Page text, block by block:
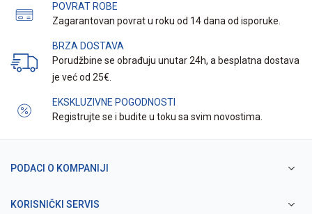
POVRAT ROBE
Zagarantovan povrat u roku od 14 dana od isporuke.
BRZA DOSTAVA
Porudžbine se obrađuju unutar 24h, a besplatna dostava
je već od 25€.
EKSKLUZIVNE POGODNOSTI
Registrujte se i budite u toku sa svim novostima.
PODACI O KOMPANIJI
KORISNIČKI SERVIS